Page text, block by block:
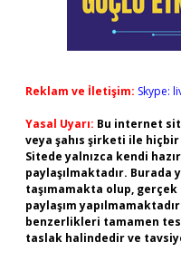
Reklam ve İletişim: Skype:
Yasal Uyarı: Bu internet
veya şahıs şirketi ile
Sitede yalnızca kendi
paylaşılmaktadır.
taşımamakta olup,
paylaşım
benzerlikleri tamamen
taslak halindedir ve